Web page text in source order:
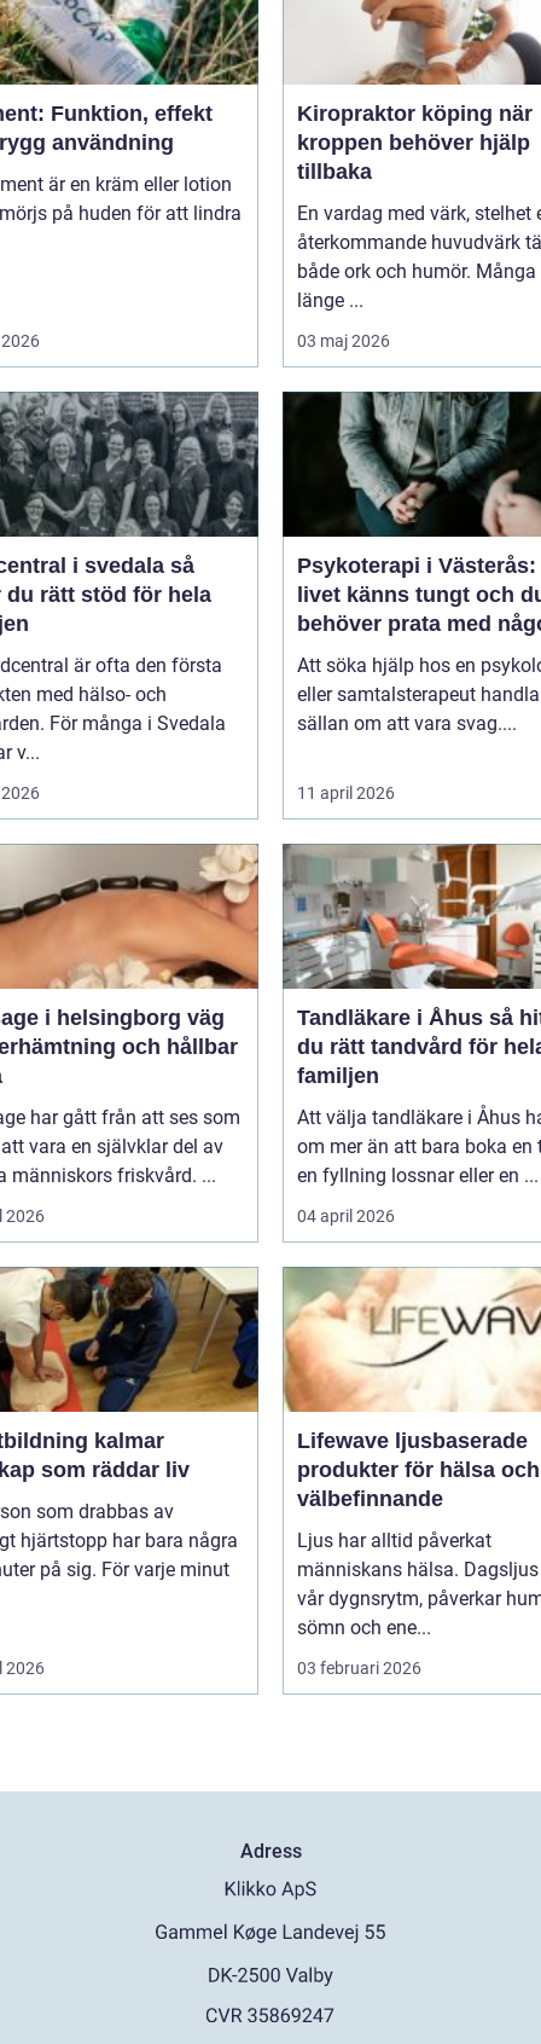
Funktion, effekt
användning
är en kräm eller lotion
på huden för att lindra
Kiropraktor köping när
kroppen behöver hjälp
tillbaka
En vardag med värk, stelhet
återkommande huvudvärk
både ork och humör. Många
länge ...
03 maj 2026
i svedala så
du rätt stöd för hela
är ofta den första
med hälso- och
För många i Svedala
v...
Psykoterapi i Västerås:
livet känns tungt och
behöver prata med
Att söka hjälp hos en
eller samtalsterapeut
sällan om att vara svag....
11 april 2026
i helsingborg väg
och hållbar
har gått från att ses som
vara en självklar del av
människors friskvård. ...
2026
Tandläkare i Åhus så hittar
du rätt tandvård för
familjen
Att välja tandläkare i Åhus
om mer än att bara boka en
en fyllning lossnar eller en ...
04 april 2026
kalmar
som räddar liv
som drabbas av
hjärtstopp har bara några
på sig. För varje minut
2026
Lifewave ljusbaserade
produkter för hälsa och
välbefinnande
Ljus har alltid påverkat
människans hälsa.
vår dygnsrytm, påverkar
sömn och ene...
03 februari 2026
Adress